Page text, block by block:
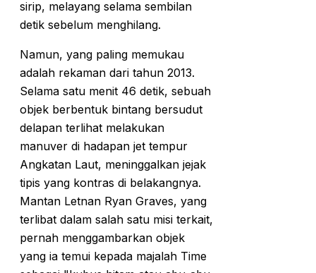
sirip, melayang selama sembilan
detik sebelum menghilang.
Namun, yang paling memukau
adalah rekaman dari tahun 2013.
Selama satu menit 46 detik, sebuah
objek berbentuk bintang bersudut
delapan terlihat melakukan
manuver di hadapan jet tempur
Angkatan Laut, meninggalkan jejak
tipis yang kontras di belakangnya.
Mantan Letnan Ryan Graves, yang
terlibat dalam salah satu misi terkait,
pernah menggambarkan objek
yang ia temui kepada majalah Time